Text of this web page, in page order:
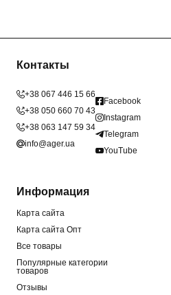
Контакты
+38 067 446 15 66
+38 050 660 70 43
+38 063 147 59 34
info@ager.ua
Facebook
Instagram
Telegram
YouTube
Информация
Карта сайта
Карта сайта Опт
Все товары
Популярные категории
товаров
Отзывы